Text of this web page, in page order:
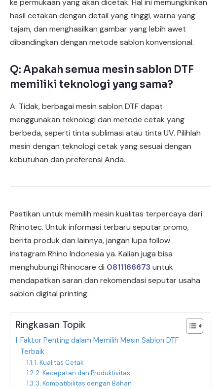
ke permukaan yang akan dicetak. Hal ini memungkinkan
hasil cetakan dengan detail yang tinggi, warna yang
tajam, dan menghasilkan gambar yang lebih awet
dibandingkan dengan metode sablon konvensional.
Q: Apakah semua mesin sablon DTF
memiliki teknologi yang sama?
A: Tidak, berbagai mesin sablon DTF dapat
menggunakan teknologi dan metode cetak yang
berbeda, seperti tinta sublimasi atau tinta UV. Pilihlah
mesin dengan teknologi cetak yang sesuai dengan
kebutuhan dan preferensi Anda.
Pastikan untuk memilih mesin kualitas terpercaya dari
Rhinotec. Untuk informasi terbaru seputar promo,
berita produk dan lainnya, jangan lupa follow
instagram Rhino Indonesia ya. Kalian juga bisa
menghubungi Rhinocare di 0811166673 untuk
mendapatkan saran dan rekomendasi seputar usaha
sablon digital printing.
Ringkasan Topik
Faktor Penting dalam Memilih Mesin Sablon DTF
Terbaik
1. Kualitas Cetak
2. Kecepatan dan Produktivitas
3. Kompatibilitas dengan Bahan